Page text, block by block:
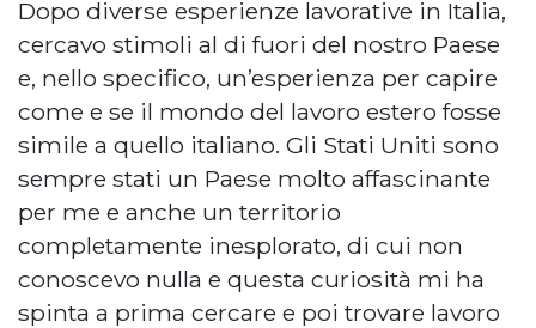
Dopo diverse esperienze lavorative in Italia,
cercavo stimoli al di fuori del nostro Paese
e, nello specifico, un’esperienza per capire
come e se il mondo del lavoro estero fosse
simile a quello italiano. Gli Stati Uniti sono
sempre stati un Paese molto affascinante
per me e anche un territorio
completamente inesplorato, di cui non
conoscevo nulla e questa curiosità mi ha
spinta a prima cercare e poi trovare lavoro